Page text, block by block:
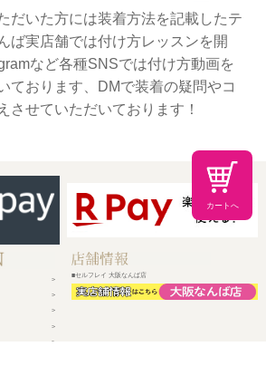
カートへ
だいた方には装着方法を記載したテ
ば実店舗では付け方レッスンを開
など各種SNSでは付け方動画を
ております、DMで装着の疑問やコ
させていただいております！
■セルフレイ 大阪なんば店